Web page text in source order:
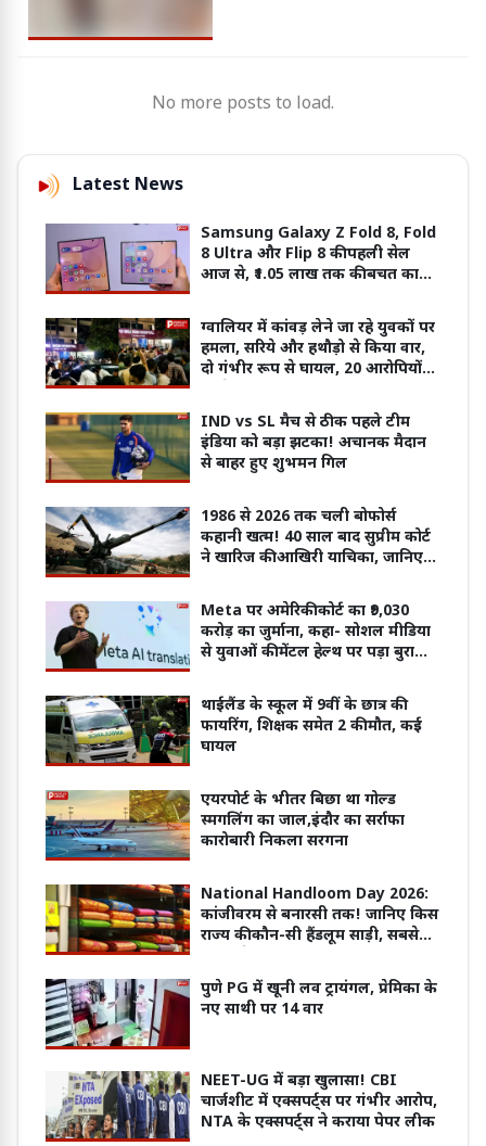
No more posts to load.
Latest News
Samsung Galaxy Z Fold 8, Fold
8 Ultra और Flip 8 की पहली सेल
आज से, ₹1.05 लाख तक की बचत का
ग्वालियर में कांवड़ लेने जा रहे युवकों पर
हमला, सरिये और हथौड़ो से किया वार,
दो गंभीर रूप से घायल, 20 आरोपियों
IND vs SL मैच से ठीक पहले टीम
इंडिया को बड़ा झटका! अचानक मैदान
से बाहर हुए शुभमन गिल
1986 से 2026 तक चली बोफोर्स
कहानी खत्म! 40 साल बाद सुप्रीम कोर्ट
ने खारिज की आखिरी याचिका, जानिए
Meta पर अमेरिकी कोर्ट का ₹9,030
करोड़ का जुर्माना, कहा- सोशल मीडिया
से युवाओं की मेंटल हेल्थ पर पड़ा बुरा
थाईलैंड के स्कूल में 9वीं के छात्र की
फायरिंग, शिक्षक समेत 2 की मौत, कई
घायल
एयरपोर्ट के भीतर बिछा था गोल्ड
स्मगलिंग का जाल,इंदौर का सर्राफा
कारोबारी निकला सरगना
National Handloom Day 2026:
कांजीवरम से बनारसी तक! जानिए किस
राज्य की कौन-सी हैंडलूम साड़ी, सबसे
पुणे PG में खूनी लव ट्रायंगल, प्रेमिका के
नए साथी पर 14 वार
NEET-UG में बड़ा खुलासा! CBI
चार्जशीट में एक्सपर्ट्स पर गंभीर आरोप,
NTA के एक्सपर्ट्स ने कराया पेपर लीक